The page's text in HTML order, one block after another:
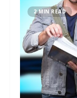
2 MIN READ